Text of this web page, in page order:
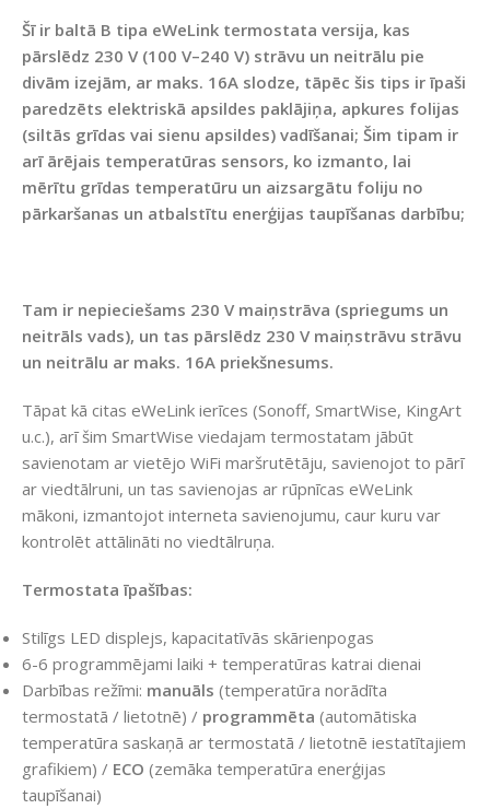
Šī ir baltā B tipa eWeLink termostata versija, kas
pārslēdz 230 V (100 V–240 V) strāvu un neitrālu pie
divām izejām, ar maks. 16A slodze, tāpēc šis tips ir īpaši
paredzēts elektriskā apsildes paklājiņa, apkures folijas
(siltās grīdas vai sienu apsildes) vadīšanai; Šim tipam ir
arī ārējais temperatūras sensors, ko izmanto, lai
mērītu grīdas temperatūru un aizsargātu foliju no
pārkaršanas un atbalstītu enerģijas taupīšanas darbību;
Tam ir nepieciešams 230 V maiņstrāva (spriegums un
neitrāls vads), un tas pārslēdz 230 V maiņstrāvu strāvu
un neitrālu ar maks. 16A priekšnesums.
Tāpat kā citas eWeLink ierīces (Sonoff, SmartWise, KingArt
u.c.), arī šim SmartWise viedajam termostatam jābūt
savienotam ar vietējo WiFi maršrutētāju, savienojot to pārī
ar viedtālruni, un tas savienojas ar rūpnīcas eWeLink
mākoni, izmantojot interneta savienojumu, caur kuru var
kontrolēt attālināti no viedtālruņa.
Termostata īpašības:
Stilīgs LED displejs, kapacitatīvās skārienpogas
6-6 programmējami laiki + temperatūras katrai dienai
Darbības režīmi: manuāls (temperatūra norādīta
termostatā / lietotnē) / programmēta (automātiska
temperatūra saskaņā ar termostatā / lietotnē iestatītajiem
grafikiem) / ECO (zemāka temperatūra enerģijas
taupīšanai)